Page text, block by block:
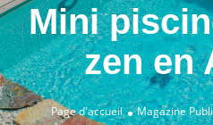
Mini
zen en
Page d'accueil Magazine